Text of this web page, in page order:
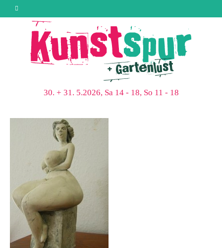
30. + 31. 5.2026, Sa 14 - 18, So 11 - 18